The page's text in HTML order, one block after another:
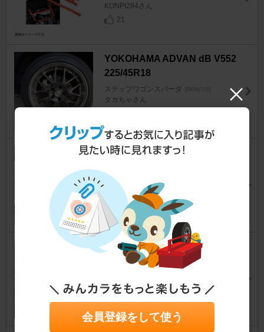
KONPI284さん
21
YOKOHAMA ADVAN dB V552
225/45R18
ステップワゴンスパーダ [RP6/7/8]
タカちゃさん
MOONEYES クレイスミス ナン
ステップワゴンスパーダ
10MO3さん
ユアーズ モニター裏増設収納付
スマホホルダー
Giiさん
6
会員登録をして使う